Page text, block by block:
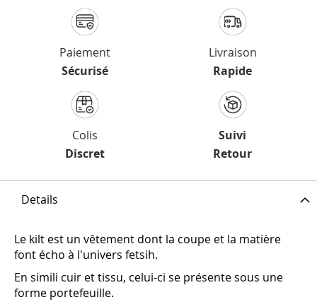
Paiement
Sécurisé
Livraison
Rapide
Colis
Discret
Suivi
Retour
Details
Le kilt est un vêtement dont la coupe et la matière
font écho à l'univers fetsih.
En simili cuir et tissu, celui-ci se présente sous une
forme portefeuille.